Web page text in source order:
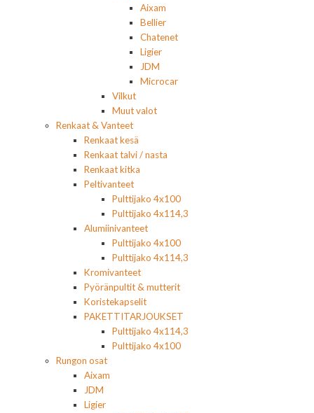
Aixam
Bellier
Chatenet
Ligier
JDM
Microcar
Vilkut
Muut valot
Renkaat & Vanteet
Renkaat kesä
Renkaat talvi / nasta
Renkaat kitka
Peltivanteet
Pulttijako 4x100
Pulttijako 4x114,3
Alumiinivanteet
Pulttijako 4x100
Pulttijako 4x114,3
Kromivanteet
Pyöränpultit & mutterit
Koristekapselit
PAKETTITARJOUKSET
Pulttijako 4x114,3
Pulttijako 4x100
Rungon osat
Aixam
JDM
Ligier